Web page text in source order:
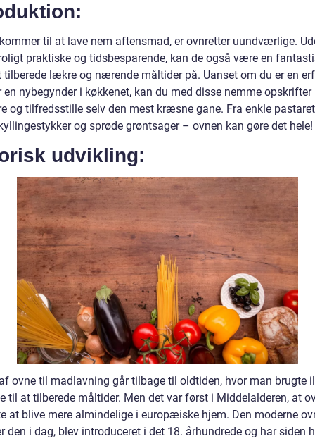
til at lave nem aftensmad, er ovnretter uundværlige.
praktiske og tidsbesparende, kan de også være en
tilberede lækre og nærende måltider på. Uanset om du er en
en nybegynder i køkkenet, kan du med disse nemme opskrifter
og tilfredsstille selv den mest kræsne gane. Fra enkle
og sprøde grøntsager – ovnen kan gøre det hele!
udvikling:
ovne til madlavning går tilbage til oldtiden, hvor man brugte
til at tilberede måltider. Men det var først i Middelalderen, at
at blive mere almindelige i europæiske hjem. Den moderne
den i dag, blev introduceret i det 18. århundrede og har siden